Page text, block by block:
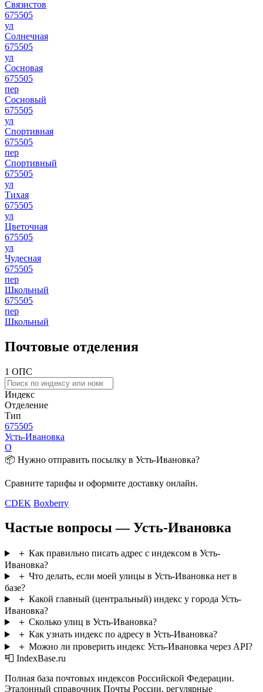
Связистов
675505
ул
Солнечная
675505
ул
Сосновая
675505
пер
Сосновый
675505
ул
Спортивная
675505
пер
Спортивный
675505
ул
Тихая
675505
ул
Цветочная
675505
ул
Чудесная
675505
пер
Школьный
675505
пер
Школьный
Почтовые отделения
1 ОПС
Индекс
Отделение
Тип
675505
Усть-Ивановка
О
📦 Нужно отправить посылку в Усть-Ивановка?
Сравните тарифы и оформите доставку онлайн.
CDEK Boxberry
Частые вопросы — Усть-Ивановка
＋ Как правильно писать адрес с индексом в Усть-
Ивановка?
＋ Что делать, если моей улицы в Усть-Ивановка нет в
базе?
＋ Какой главный (центральный) индекс у города Усть-
Ивановка?
＋ Сколько улиц в Усть-Ивановка?
＋ Как узнать индекс по адресу в Усть-Ивановка?
＋ Можно ли проверить индекс Усть-Ивановка через API?
📮 IndexBase.ru
Полная база почтовых индексов Российской Федерации.
Эталонный справочник Почты России, регулярные